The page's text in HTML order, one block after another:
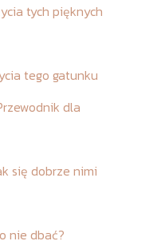
tych pięknych
tego gatunku
dla
się dobrze nimi
nie dbać?